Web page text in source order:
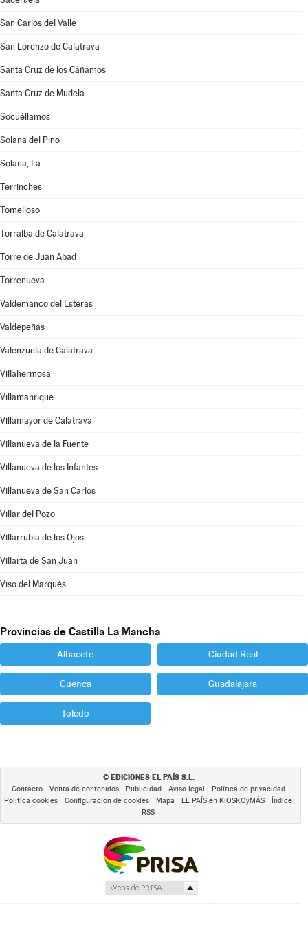
San Carlos del Valle
San Lorenzo de Calatrava
Santa Cruz de los Cáñamos
Santa Cruz de Mudela
Socuéllamos
Solana del Pino
Solana, La
Terrinches
Tomelloso
Torralba de Calatrava
Torre de Juan Abad
Torrenueva
Valdemanco del Esteras
Valdepeñas
Valenzuela de Calatrava
Villahermosa
Villamanrique
Villamayor de Calatrava
Villanueva de la Fuente
Villanueva de los Infantes
Villanueva de San Carlos
Villar del Pozo
Villarrubia de los Ojos
Villarta de San Juan
Viso del Marqués
Provincias de Castilla La Mancha
Albacete Ciudad Real
Cuenca Guadalajara
Toledo
© EDICIONES EL PAÍS S.L.
Contacto Venta de contenidos Publicidad Aviso legal
Política de privacidad
Política cookies
Configuración de cookies Mapa EL PAÍS en KIOSKOyMÁS
Índice
RSS